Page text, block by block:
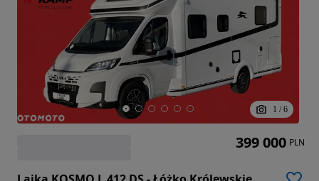
1 / 6
399 000 PLN